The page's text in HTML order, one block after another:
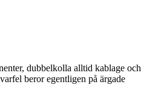
dubbelkolla alltid kablage och
beror egentligen på ärgade